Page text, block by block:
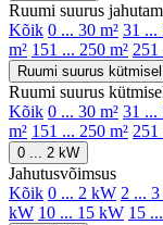
Ruumi suurus
Kõik 0 ... 30 m² 31 ...
m² 151 ... 250 m² 251
Ruumi suurus kütmisel
Ruumi suurus
Kõik 0 ... 30 m² 31 ...
m² 151 ... 250 m² 251
0 ... 2 kW
Jahutusvõimsus
Kõik 0 ... 2 kW 2 ...
kW 10 ... 15 kW 15